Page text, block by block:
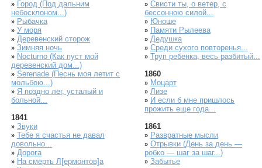
» Город (Под дальним
небосклоном...)
» Рыбачка
» У моря
» Деревенский сторож
» Зимняя ночь
» Nocturno (Как пуст мой
деревенский дом...)
» Serenade (Песнь моя летит с
мольбою...)
» Я поздно лег, усталый и
больной...
1841
» Звуки
» Тебе я счастья не давал
довольно...
» Дорога
» На смерть Л[ермонтов]а
» Свисти ты, о ветер, с
бессонною силой...
» Юноше
» Памяти Рылеева
» Дедушка
» Среди сухого повторенья...
» Труп ребенка, весь разбитый...
1860
» Моцарт
» Лизе
» И если б мне пришлось
прожить еще года...
1861
» Развратные мысли
» Отрывки (День за день —
робко — шаг за шаг...)
» Забытье